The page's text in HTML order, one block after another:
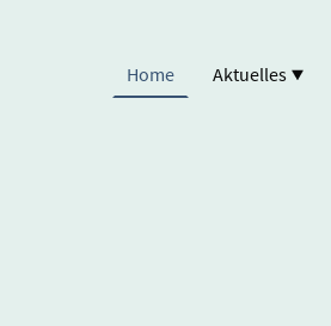
Home Aktuelles